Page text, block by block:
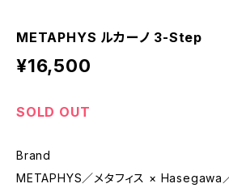
METAPHYS ルカーノ 3-Step
¥16,500
SOLD OUT
Brand
METAPHYS／メタフィス × Hasegawa